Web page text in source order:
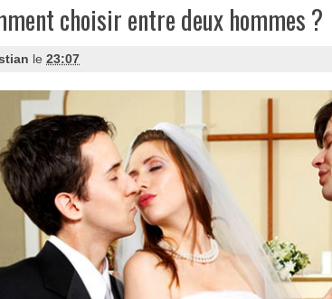
choisir entre deux hommes ?
le 23:07